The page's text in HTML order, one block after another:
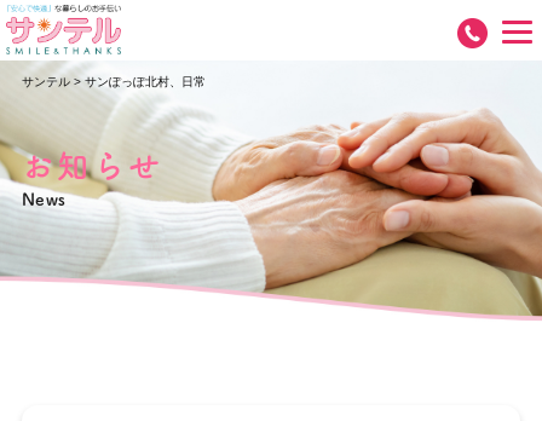
サンテル>サンぽっぽ北村、日常
お知らせ
News